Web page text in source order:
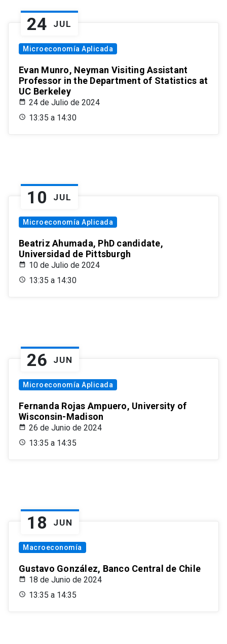
24 JUL
Microeconomía Aplicada
Evan Munro, Neyman Visiting Assistant
Professor in the Department of Statistics at
UC Berkeley
24 de Julio de 2024
13:35 a 14:30
10 JUL
Microeconomía Aplicada
Beatriz Ahumada, PhD candidate,
Universidad de Pittsburgh
10 de Julio de 2024
13:35 a 14:30
26 JUN
Microeconomía Aplicada
Fernanda Rojas Ampuero, University of
Wisconsin-Madison
26 de Junio de 2024
13:35 a 14:35
18 JUN
Macroeconomía
Gustavo González, Banco Central de Chile
18 de Junio de 2024
13:35 a 14:35